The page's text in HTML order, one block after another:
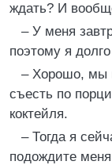
ждать? И
– У меня
поэтому я
– Хорошо, мы
съесть по
коктейля.
– Тогда я
подождите